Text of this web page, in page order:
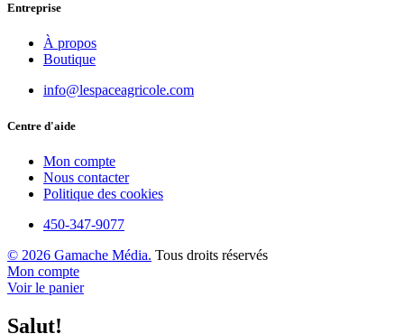
Entreprise
À propos
Boutique
info@lespaceagricole.com
Centre d'aide
Mon compte
Nous contacter
Politique des cookies
450-347-9077
© 2026 Gamache Média. Tous droits réservés
Mon compte
Voir le panier
Salut!